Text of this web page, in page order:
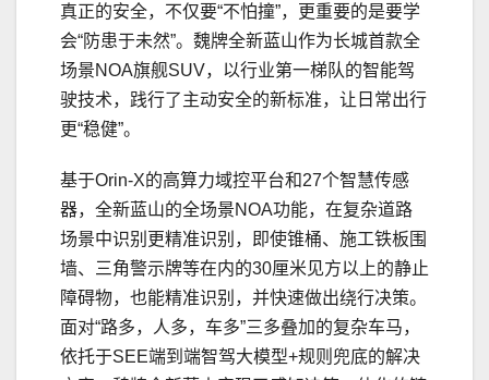
真正的安全，不仅要“不怕撞”，更重要的是要学
会“防患于未然”。魏牌全新蓝山作为长城首款全
场景NOA旗舰SUV，以行业第一梯队的智能驾
驶技术，践行了主动安全的新标准，让日常出行
更“稳健”。
基于Orin-X的高算力域控平台和27个智慧传感
器，全新蓝山的全场景NOA功能，在复杂道路
场景中识别更精准识别，即使锥桶、施工铁板围
墙、三角警示牌等在内的30厘米见方以上的静止
障碍物，也能精准识别，并快速做出绕行决策。
面对“路多，人多，车多”三多叠加的复杂车马，
依托于SEE端到端智驾大模型+规则兜底的解决